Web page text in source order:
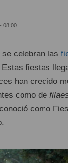
08:00
celebran las
fiestas
han crecido
como de filaes
como